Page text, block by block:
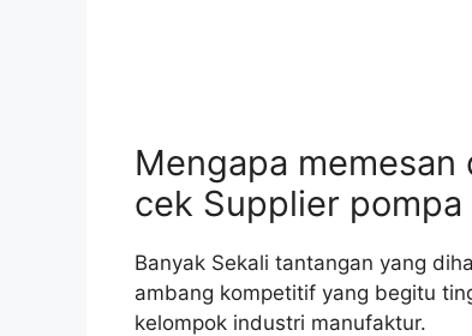
Mengapa memesan
cek Supplier
Banyak Sekali tantangan yang
ambang kompetitif yang begitu
kelompok industri manufaktur.